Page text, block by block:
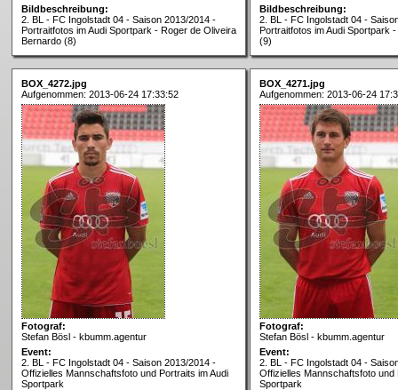
Bildbeschreibung:
2. BL - FC Ingolstadt 04 - Saison 2013/2014 -
Portraitfotos im Audi Sportpark - Roger de Oliveira
Bernardo (8)
Bildbeschreibung:
2. BL - FC Ingolstadt 04 -
Portraitfotos im Audi Sportpark
(9)
BOX_4272.jpg
Aufgenommen: 2013-06-24 17:33:52
Fotograf:
Stefan Bösl - kbumm.agentur
Event:
2. BL - FC Ingolstadt 04 - Saison 2013/2014 -
Offizielles Mannschaftsfoto und Portraits im Audi
Sportpark
BOX_4271.jpg
Aufgenommen: 2013-06-24
Fotograf:
Stefan Bösl - kbumm.agentur
Event:
2. BL - FC Ingolstadt 04 -
Offizielles Mannschaftsfoto und
Sportpark